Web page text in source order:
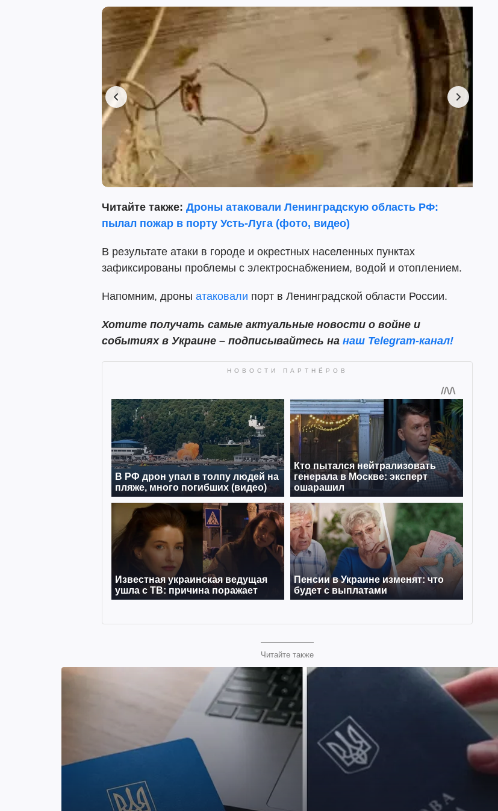
Читайте также: Дроны атаковали Ленинградскую область РФ:
пылал пожар в порту Усть-Луга (фото, видео)
В результате атаки в городе и окрестных населенных пунктах
зафиксированы проблемы с электроснабжением, водой и отоплением.
Напомним, дроны атаковали порт в Ленинградской области России.
Хотите получать самые актуальные новости о войне и
событиях в Украине – подписывайтесь на наш Telegram-канал!
Читайте также